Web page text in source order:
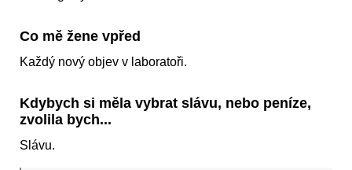
Co mě žene vpřed
Každý nový objev v laboratoři.
Kdybych si měla vybrat slávu, nebo peníze,
zvolila bych...
Slávu.